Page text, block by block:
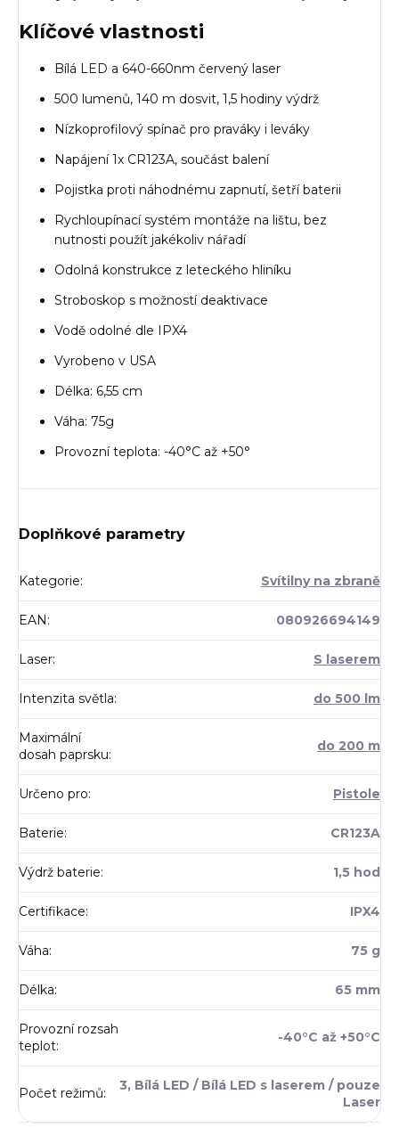
Klíčové vlastnosti
Bílá LED a 640-660nm červený laser
500 lumenů, 140 m dosvit, 1,5 hodiny výdrž
Nízkoprofilový spínač pro praváky i leváky
Napájení 1x CR123A, součást balení
Pojistka proti náhodnému zapnutí, šetří baterii
Rychloupínací systém montáže na lištu, bez
nutnosti použít jakékoliv nářadí
Odolná konstrukce z leteckého hliníku
Stroboskop s možností deaktivace
Vodě odolné dle IPX4
Vyrobeno v USA
Délka: 6,55 cm
Váha: 75g
Provozní teplota: -40°C až +50°
Doplňkové parametry
Kategorie: Svítilny na zbraně
EAN: 080926694149
Laser: S laserem
Intenzita světla: do 500 lm
Maximální
dosah paprsku:
do 200 m
Určeno pro: Pistole
Baterie: CR123A
Výdrž baterie: 1,5 hod
Certifikace: IPX4
Váha: 75 g
Délka: 65 mm
Provozní rozsah
teplot:
-40°C až +50°C
Počet režimů:
3, Bílá LED / Bílá LED s laserem / pouze
Laser